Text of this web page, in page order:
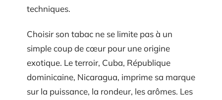
techniques.
Choisir son tabac ne se limite pas à un
simple coup de cœur pour une origine
exotique. Le terroir, Cuba, République
dominicaine, Nicaragua, imprime sa marque
sur la puissance, la rondeur, les arômes. Les